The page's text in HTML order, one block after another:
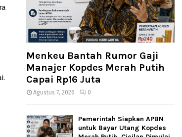
Menkeu Bantah Rumor Gaji
Manajer Kopdes Merah Putih
Capai Rp16 Juta
Agustus 7, 2026 0
Pemerintah Siapkan APBN
untuk Bayar Utang Kopdes